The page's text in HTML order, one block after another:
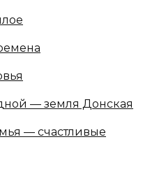
— земля Донская
— счастливые